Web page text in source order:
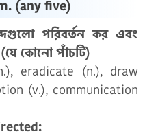
(any five)
পরিবর্তন কর এবং
কোনো পাঁচটি)
eradicate (n.), draw
(v.), communication